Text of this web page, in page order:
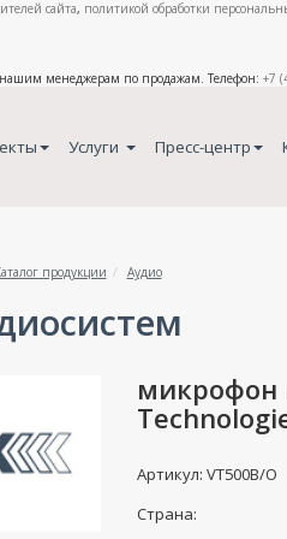
сайта, политикой обработки
менеджерам по продажам. Телефон: +7
Услуги Пресс-центр
продукции Аудио
микрофон
Артикул: VT500B/O
Страна: